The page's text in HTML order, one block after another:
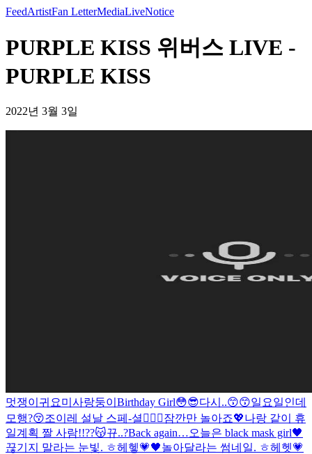
FeedArtistFan LetterMediaLiveNotice
PURPLE KISS 위버스 LIVE -
PURPLE KISS
2022년 3월 3일
멋쟁이귀요미사랑둥이Birthday Girl😳😎다시..😙😙일요일인데
모행?😚조이레 설날 스페-셜 🙇🏻‍♀️잠깐만 놀아죠💖나랑 같이 휴
일계획 짤 사람!!??😽뀨..?Back again…오늘은 black mask girl🖤
끊기지 말라는 눈빛. ㅎ헤헿💗🖤놀아달라는 썸네일. ㅎ헤헷💗